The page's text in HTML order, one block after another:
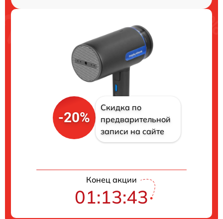
-20%
Скидка по
предварительной
записи на сайте
Конец акции
01:13:42